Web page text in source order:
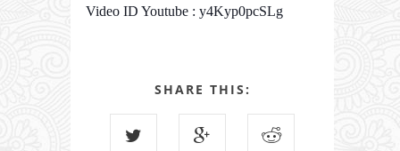
Video ID Youtube : y4Kyp0pcSLg
SHARE THIS: